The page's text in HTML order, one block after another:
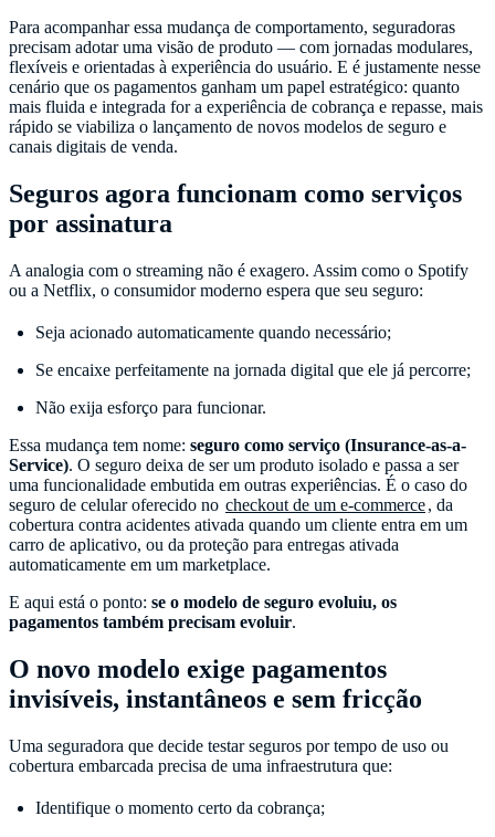
Para acompanhar essa mudança de comportamento, seguradoras
precisam adotar uma visão de produto — com jornadas modulares,
flexíveis e orientadas à experiência do usuário. E é justamente nesse
cenário que os pagamentos ganham um papel estratégico: quanto
mais fluida e integrada for a experiência de cobrança e repasse, mais
rápido se viabiliza o lançamento de novos modelos de seguro e
canais digitais de venda.
Seguros agora funcionam como serviços
por assinatura
A analogia com o streaming não é exagero. Assim como o Spotify
ou a Netflix, o consumidor moderno espera que seu seguro:
Seja acionado automaticamente quando necessário;
Se encaixe perfeitamente na jornada digital que ele já percorre;
Não exija esforço para funcionar.
Essa mudança tem nome: seguro como serviço (Insurance-as-a-
Service). O seguro deixa de ser um produto isolado e passa a ser
uma funcionalidade embutida em outras experiências. É o caso do
seguro de celular oferecido no checkout de um e-commerce, da
cobertura contra acidentes ativada quando um cliente entra em um
carro de aplicativo, ou da proteção para entregas ativada
automaticamente em um marketplace.
E aqui está o ponto: se o modelo de seguro evoluiu, os
pagamentos também precisam evoluir.
O novo modelo exige pagamentos
invisíveis, instantâneos e sem fricção
Uma seguradora que decide testar seguros por tempo de uso ou
cobertura embarcada precisa de uma infraestrutura que:
Identifique o momento certo da cobrança;